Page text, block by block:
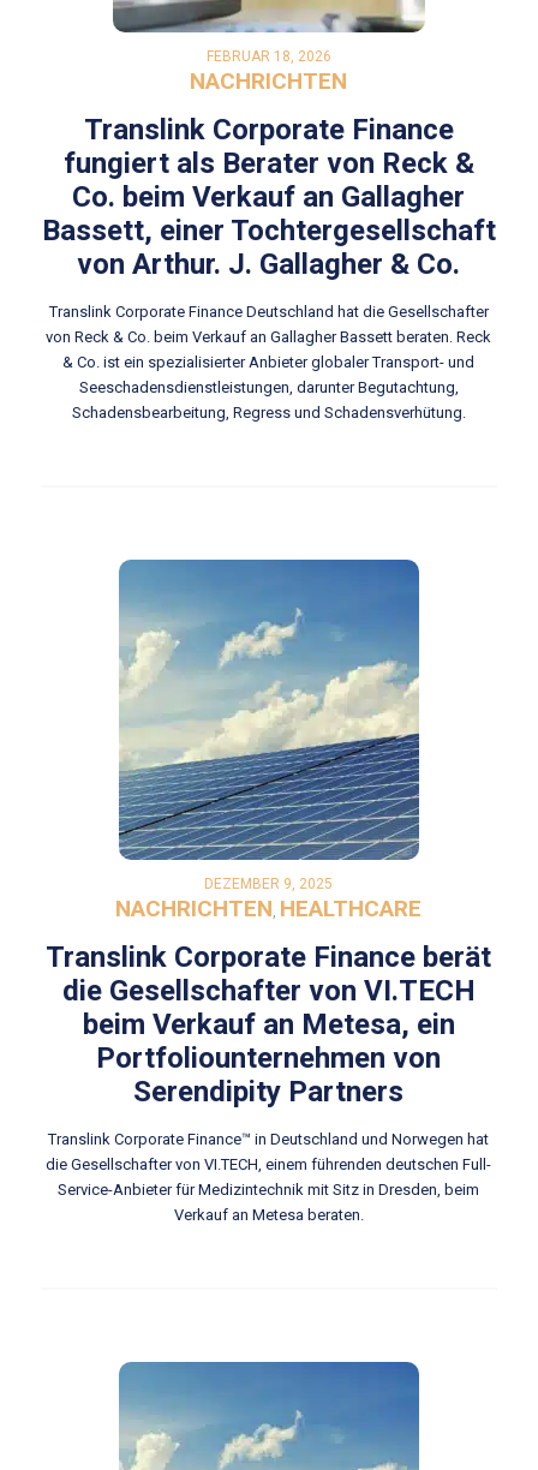
FEBRUAR 18, 2026
NACHRICHTEN
Translink Corporate Finance
fungiert als Berater von Reck &
Co. beim Verkauf an Gallagher
Bassett, einer Tochtergesellschaft
von Arthur. J. Gallagher & Co.
Translink Corporate Finance Deutschland hat die Gesellschafter
von Reck & Co. beim Verkauf an Gallagher Bassett beraten. Reck
& Co. ist ein spezialisierter Anbieter globaler Transport- und
Seeschadensdienstleistungen, darunter Begutachtung,
Schadensbearbeitung, Regress und Schadensverhütung.
DEZEMBER 9, 2025
NACHRICHTEN, HEALTHCARE
Translink Corporate Finance berät
die Gesellschafter von VI.TECH
beim Verkauf an Metesa, ein
Portfoliounternehmen von
Serendipity Partners
Translink Corporate Finance™ in Deutschland und Norwegen hat
die Gesellschafter von VI.TECH, einem führenden deutschen Full-
Service-Anbieter für Medizintechnik mit Sitz in Dresden, beim
Verkauf an Metesa beraten.